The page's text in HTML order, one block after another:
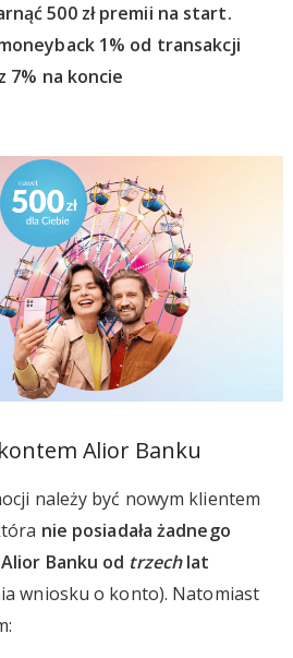
500 zł premii na start.
1% od transakcji
na koncie
Alior Banku
należy być nowym klientem
nie posiadała żadnego
Banku od trzechlat
wniosku o konto). Natomiast